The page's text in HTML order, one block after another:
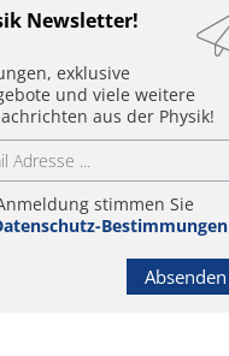
Newsletter!
exklusive
und viele weitere
aus der Physik!
stimmen Sie
Bestimmungen
Absenden